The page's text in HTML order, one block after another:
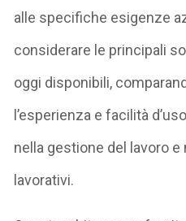
alle specifiche esigenze
considerare le principali
oggi disponibili,
l’esperienza e facilità
nella gestione del lavoro
lavorativi.